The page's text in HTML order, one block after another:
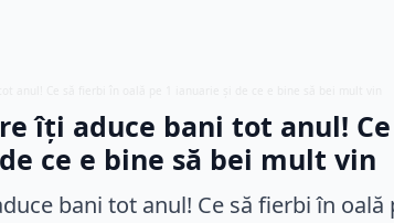
îți aduce bani tot anul!
ce e bine să bei mult vin